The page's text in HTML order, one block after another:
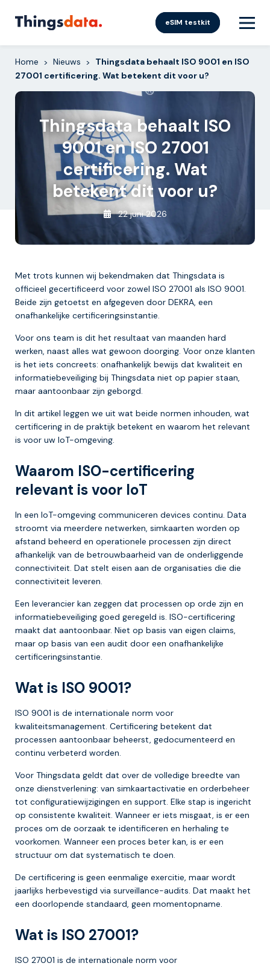
eSIM testkit
Home > Nieuws >
Thingsdata behaalt ISO 9001 en ISO
27001 certificering. Wat betekent dit voor u?
Thingsdata behaalt ISO
9001 en ISO 27001
certificering. Wat
betekent dit voor u?
22 juni 2026
Met trots kunnen wij bekendmaken dat Thingsdata is
officieel gecertificeerd voor zowel ISO 27001 als ISO 9001.
Beide zijn getoetst en afgegeven door DEKRA, een
onafhankelijke certificeringsinstantie.
Voor ons team is dit het resultaat van maanden hard
werken, naast alles wat gewoon doorging. Voor onze klanten
is het iets concreets: onafhankelijk bewijs dat kwaliteit en
informatiebeveiliging bij Thingsdata niet op papier staan,
maar aantoonbaar zijn geborgd.
In dit artikel leggen we uit wat beide normen inhouden, wat
certificering in de praktijk betekent en waarom het relevant
is voor uw IoT-omgeving.
Waarom ISO-certificering
relevant is voor IoT
In een IoT-omgeving communiceren devices continu. Data
stroomt via meerdere netwerken, simkaarten worden op
afstand beheerd en operationele processen zijn direct
afhankelijk van de betrouwbaarheid van de onderliggende
connectiviteit. Dat stelt eisen aan de organisaties die die
connectiviteit leveren.
Een leverancier kan zeggen dat processen op orde zijn en
informatiebeveiliging goed geregeld is. ISO-certificering
maakt dat aantoonbaar. Niet op basis van eigen claims,
maar op basis van een audit door een onafhankelijke
certificeringsinstantie.
Wat is ISO 9001?
ISO 9001 is de internationale norm voor
kwaliteitsmanagement. Certificering betekent dat
processen aantoonbaar beheerst, gedocumenteerd en
continu verbeterd worden.
Voor Thingsdata geldt dat over de volledige breedte van
onze dienstverlening: van simkaartactivatie en orderbeheer
tot configuratiewijzigingen en support. Elke stap is ingericht
op consistente kwaliteit. Wanneer er iets misgaat, is er een
proces om de oorzaak te identificeren en herhaling te
voorkomen. Wanneer een proces beter kan, is er een
structuur om dat systematisch te doen.
De certificering is geen eenmalige exercitie, maar wordt
jaarlijks herbevestigd via surveillance-audits. Dat maakt het
een doorlopende standaard, geen momentopname.
Wat is ISO 27001?
ISO 27001 is de internationale norm voor